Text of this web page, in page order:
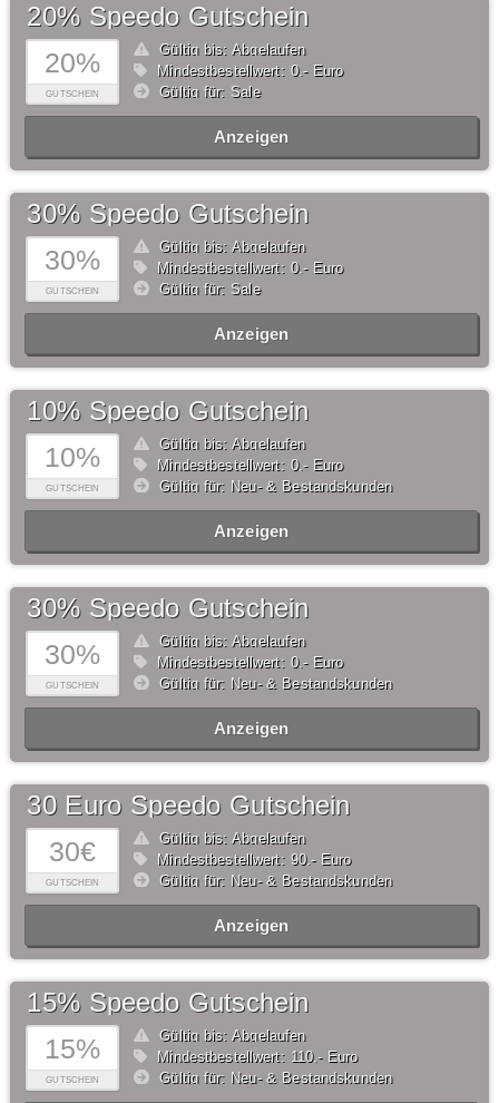
20%
GUTSCHEIN
20% Speedo Gutschein
Gültig bis: Abgelaufen
Mindestbestellwert: 0,- Euro
Gültig für: Sale
Anzeigen
30%
GUTSCHEIN
30% Speedo Gutschein
Gültig bis: Abgelaufen
Mindestbestellwert: 0,- Euro
Gültig für: Sale
Anzeigen
10%
GUTSCHEIN
10% Speedo Gutschein
Gültig bis: Abgelaufen
Mindestbestellwert: 0,- Euro
Gültig für: Neu- & Bestandskunden
Anzeigen
30%
GUTSCHEIN
30% Speedo Gutschein
Gültig bis: Abgelaufen
Mindestbestellwert: 0,- Euro
Gültig für: Neu- & Bestandskunden
Anzeigen
30€
GUTSCHEIN
30 Euro Speedo Gutschein
Gültig bis: Abgelaufen
Mindestbestellwert: 90,- Euro
Gültig für: Neu- & Bestandskunden
Anzeigen
15%
GUTSCHEIN
15% Speedo Gutschein
Gültig bis: Abgelaufen
Mindestbestellwert: 110,- Euro
Gültig für: Neu- & Bestandskunden